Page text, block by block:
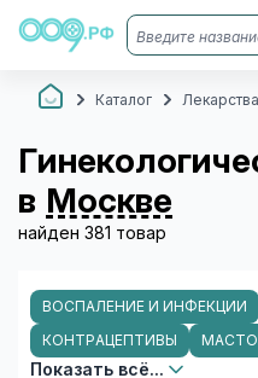
Каталог Лекарства
в Москве
найден 381 товар
ВОСПАЛЕНИЕ И ИНФЕКЦИИ
КОНТРАЦЕПТИВЫ
Показать всё...